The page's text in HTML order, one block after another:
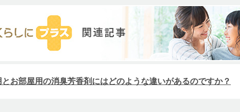
とお部屋用の消臭芳香剤にはどのような違いがあるのですか？